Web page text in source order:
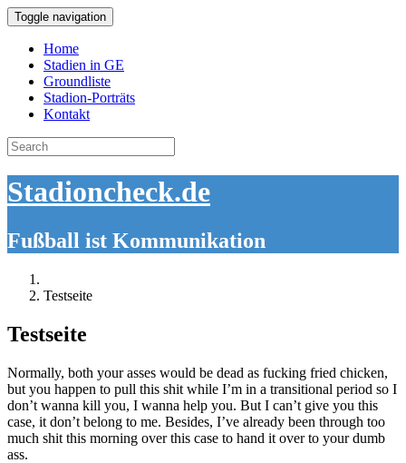
Toggle navigation
Home
Stadien in GE
Groundliste
Stadion-Porträts
Kontakt
Search
for:
Stadioncheck.de
Fußball ist Kommunikation
Testseite
Testseite
Normally, both your asses would be dead as fucking fried chicken,
but you happen to pull this shit while I’m in a transitional period so I
don’t wanna kill you, I wanna help you. But I can’t give you this
case, it don’t belong to me. Besides, I’ve already been through too
much shit this morning over this case to hand it over to your dumb
ass.